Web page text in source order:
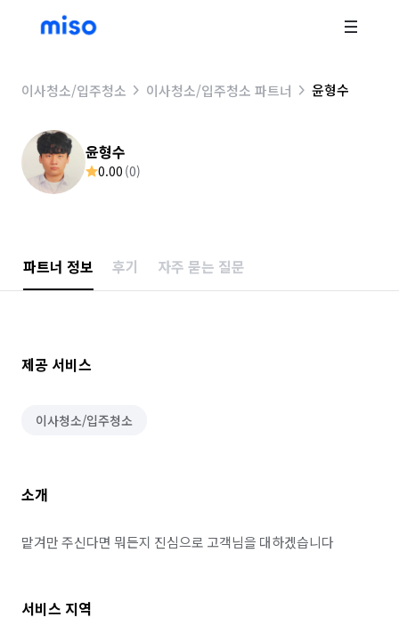
이사청소/입주청소 이사청소/입주청소 파트너 윤형수
윤형수
0.00 (0)
파트너 정보 후기 자주 묻는 질문
제공 서비스
이사청소/입주청소
소개
맡겨만 주신다면 뭐든지 진심으로 고객님을 대하겠습니다
서비스 지역